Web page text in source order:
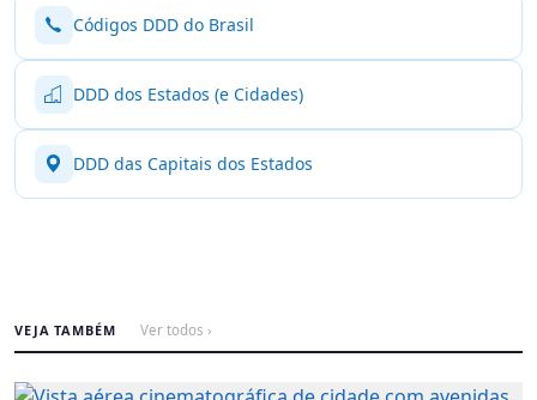
Códigos DDD do Brasil
DDD dos Estados (e Cidades)
DDD das Capitais dos Estados
VEJA TAMBÉM Ver todos ›